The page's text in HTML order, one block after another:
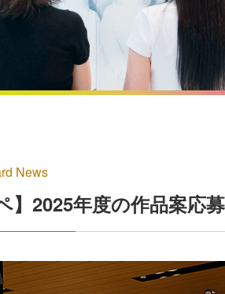
News
】2025年度の作品案応